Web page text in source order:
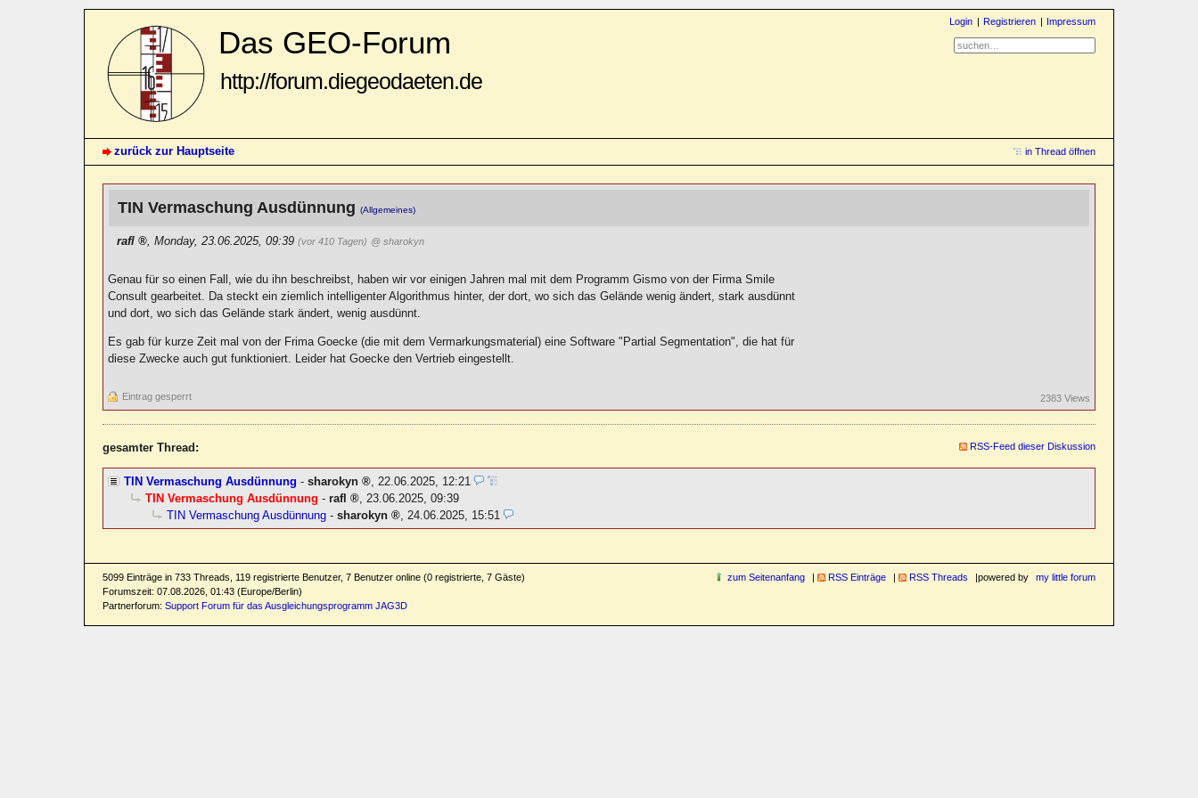
Das GEO-Forum
http://forum.diegeodaeten.de
Login Registrieren Impressum
zurück zur Hauptseite in Thread öffnen
TIN Vermaschung Ausdünnung(Allgemeines)
rafl ,Monday, 23.06.2025, 09:39(vor 410 Tagen) @ sharokyn
Genau für so einen Fall, wie du ihn beschreibst, haben wir vor einigen Jahren mal mit dem Programm Gismo von der Firma Smile
Consult gearbeitet. Da steckt ein ziemlich intelligenter Algorithmus hinter, der dort, wo sich das Gelände wenig ändert, stark ausdünnt
und dort, wo sich das Gelände stark ändert, wenig ausdünnt.
Es gab für kurze Zeit mal von der Frima Goecke (die mit dem Vermarkungsmaterial) eine Software "Partial Segmentation", die hat für
diese Zwecke auch gut funktioniert. Leider hat Goecke den Vertrieb eingestellt.
Eintrag gesperrt 2383 Views
gesamter Thread: RSS-Feed dieser Diskussion
TIN Vermaschung Ausdünnung -sharokyn ,22.06.2025, 12:21
TIN Vermaschung Ausdünnung -rafl ,23.06.2025, 09:39
TIN Vermaschung Ausdünnung -sharokyn ,24.06.2025, 15:51
5099 Einträge in 733 Threads, 119 registrierte Benutzer, 7 Benutzer online (0 registrierte, 7 Gäste)
Forumszeit: 07.08.2026, 01:43 (Europe/Berlin)
Partnerforum:Support Forum für das Ausgleichungsprogramm JAG3D
zum Seitenanfang RSS Einträge RSS Threads powered by my little forum